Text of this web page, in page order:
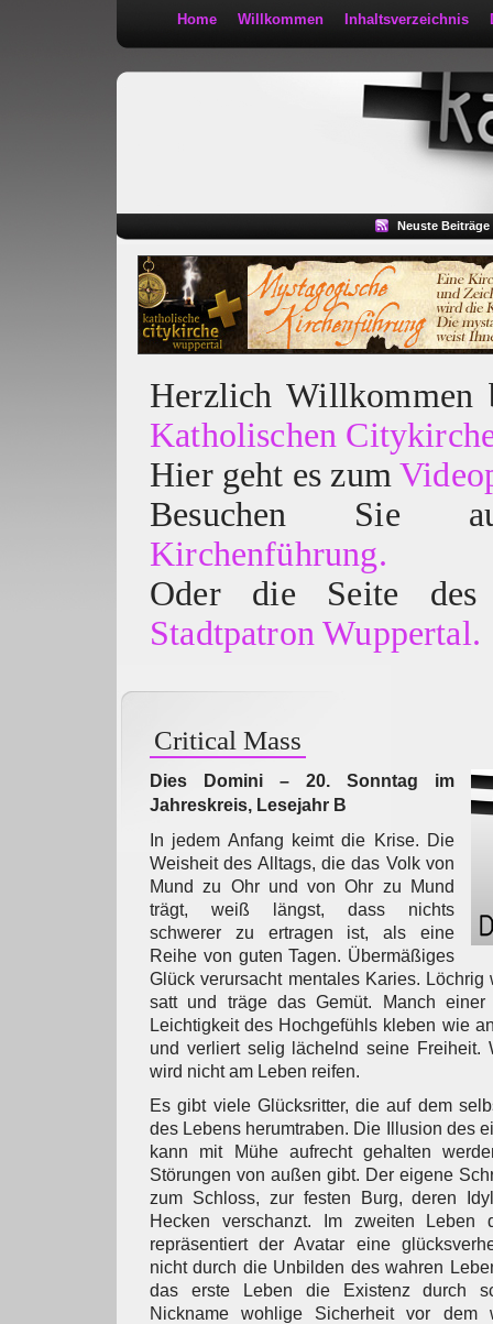
Home Willkommen Inhaltsverzeichnis
Neuste Beiträge
Herzlich
Katholischen
Hier geht es zum
Besuchen
Kirchenführung.
Oder die Seite des
Stadtpatron Wuppertal.
Critical Mass
Dies Domini – 20. Sonntag im
Jahreskreis, Lesejahr B
In jedem Anfang keimt die Krise. Die
Weisheit des Alltags, die das Volk von
Mund zu Ohr und von Ohr zu Mund
trägt, weiß längst, dass nichts
schwerer zu ertragen ist, als eine
Reihe von guten Tagen. Übermäßiges
Glück verursacht mentales Karies. Löchrig
satt und träge das Gemüt. Manch
Leichtigkeit des Hochgefühls kleben wie
und verliert selig lächelnd seine Freiheit.
wird nicht am Leben reifen.
Es gibt viele Glücksritter, die auf dem
des Lebens herumtraben. Die Illusion des
kann mit Mühe aufrecht gehalten
Störungen von außen gibt. Der eigene
zum Schloss, zur festen Burg, deren
Hecken verschanzt. Im zweiten Leben
repräsentiert der Avatar eine
nicht durch die Unbilden des wahren
das erste Leben die Existenz durch
Nickname wohlige Sicherheit vor dem